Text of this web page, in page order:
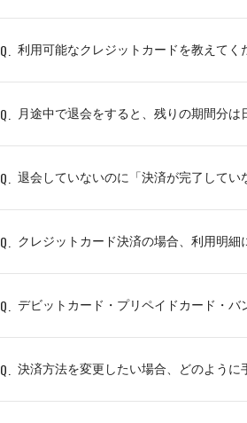
Q. 利用可能なクレジットカードを教えてく
Q. 月途中で退会をすると、残りの期間分は
Q. 退会していないのに「決済が完了してい
Q. クレジットカード決済の場合、利用明細
Q. デビットカード・プリペイドカード・バ
Q. 決済方法を変更したい場合、どのように